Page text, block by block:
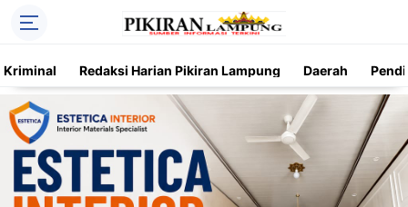
Kriminal Redaksi Harian Pikiran Lampung Daerah
Trending Kriminal Nasional